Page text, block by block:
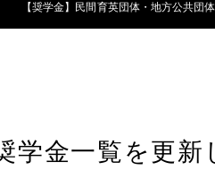
【奨学金】民間育英団体・地方公共団
学金一覧を更新